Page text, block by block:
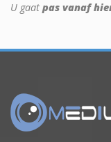
U gaat pas vanaf